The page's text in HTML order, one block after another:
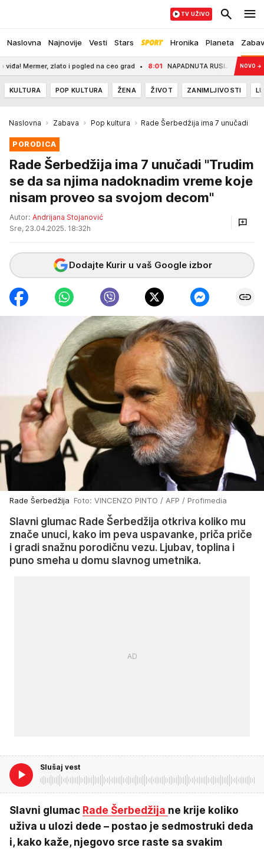
Naslovna Najnovije Vesti Stars Hronika Planeta
TV UŽIVO
zlato i pogled na ceo grad 8:01 NAPADNUTA RUSIJA! Bukte ključniNOVO →
KULTURA POP KULTURA ŽENA ŽIVOT ZANIMLJIVOSTI
Naslovna Zabava Pop kultura Rade Šerbedžija ima 7 unučadi
PORODICA
Rade Šerbedžija ima 7 unučadi "Trudim
se da sa njima nadoknadim vreme koje
nisam proveo sa svojom decom"
Autor: Andrijana Stojanović
Sre, 23.04.2025. 18:32h
Dodajte Kurir u vaš Google izbor
Rade Šerbedžija Foto: VINCENZO PINTO / AFP / Profimedia
Slavni glumac Rade Šerbedžija otkriva koliko mu
znače unuci, kako im peva uspavanke, priča priče
i gradi snažnu porodičnu vezu. Ljubav, toplina i
puno smeha u domu slavnog umetnika.
Slušaj vest
Slavni glumac Rade Šerbedžija ne krije koliko
uživa u ulozi dede – postao je sedmostruki deda
i, kako kaže, njegovo srce raste sa svakim